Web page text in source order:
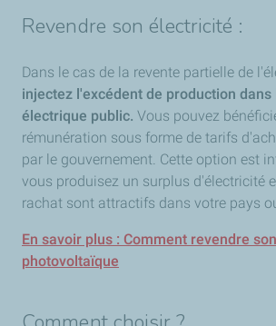
Revendre son électricité :
Dans le cas de la revente partielle de
injectez l'excédent de production dans
électrique public. Vous pouvez
rémunération sous forme de tarifs
par le gouvernement. Cette option est
vous produisez un surplus d'électricité
rachat sont attractifs dans votre pays
En savoir plus : Comment revendre
photovoltaïque